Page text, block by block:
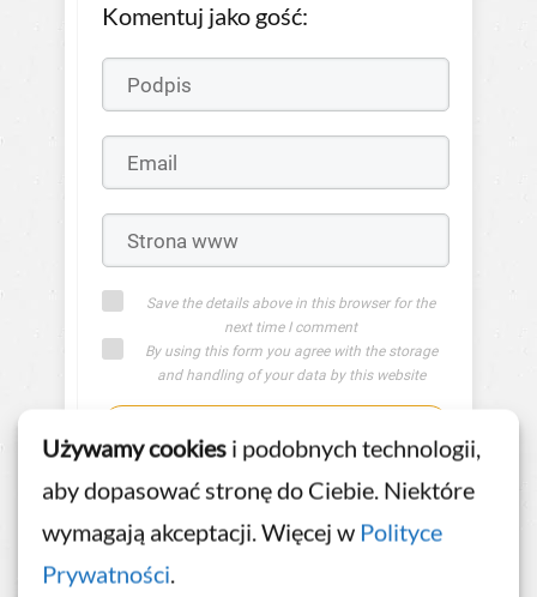
Używamy cookies i podobnych technologii,
aby dopasować stronę do Ciebie. Niektóre
wymagają akceptacji. Więcej w Polityce
Prywatności.
Komentuj jako gość:
Save the details above in this browser for the
next time I comment
By using this form you agree with the storage
and handling of your data by this website
or